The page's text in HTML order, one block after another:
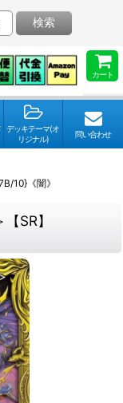
カート
検索
デッキテーマ(オ
リジナル)
問い合わせ
10}《闇》
SR】